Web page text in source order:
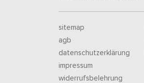
sitemap
agb
datenschutzerklärung
impressum
widerrufsbelehrung